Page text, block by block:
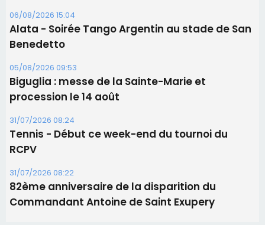
06/08/2026 15:04
Alata - Soirée Tango Argentin au stade de San
Benedetto
05/08/2026 09:53
Biguglia : messe de la Sainte-Marie et
procession le 14 août
31/07/2026 08:24
Tennis - Début ce week-end du tournoi du
RCPV
31/07/2026 08:22
82ème anniversaire de la disparition du
Commandant Antoine de Saint Exupery